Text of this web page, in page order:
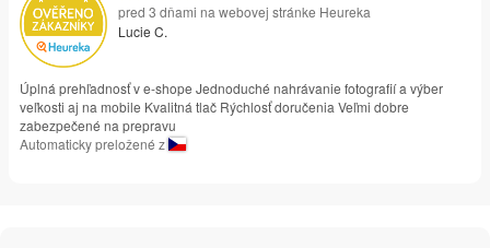
pred 3 dňami na webovej stránke Heureka
Lucie C.
Úplná prehľadnosť v e-shope Jednoduché nahrávanie fotografií a výber
veľkosti aj na mobile Kvalitná tlač Rýchlosť doručenia Veľmi dobre
zabezpečené na prepravu
Automaticky preložené z